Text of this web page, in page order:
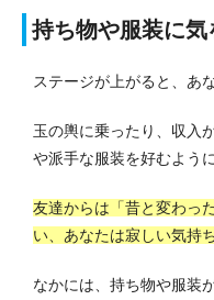
持ち物や服装に気
ステージが上がると、あ
玉の輿に乗ったり、収入
や派手な服装を好むよう
友達からは「昔と変わっ
い、あなたは寂しい気持
なかには、持ち物や服装